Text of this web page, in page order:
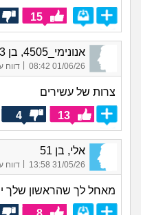
15
אנונימי_4505, בן 23, אורח
01/06/26 08:42 דווח
צרות של עשירים
13
4
אלי, בן 51
31/05/26 13:58
| דווח
מאחל לך שהראשון שלך